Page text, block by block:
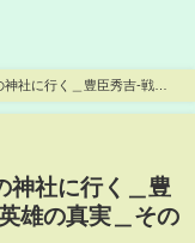
社に行く＿豊臣秀吉-戦
神社に行く＿豊
雄の真実＿その